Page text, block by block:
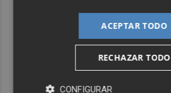
ACEPTAR TODO
RECHAZAR TODO
CONFIGURAR